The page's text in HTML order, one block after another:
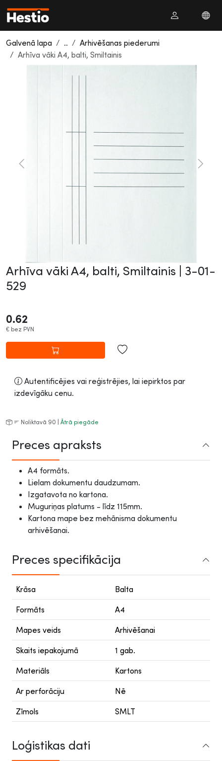
Galvenā lapa ..
Arhivēšanas piederumi
Arhīva vāki A4, balti, Smiltainis
Previous Next
Arhīva vāki A4, balti, Smiltainis | 3-01-
529
0.62
€ bez PVN
Autentificējies vai reģistrējies, lai iepirktos par
izdevīgāku cenu.
Noliktavā 90 | Ātrā piegāde
Preces apraksts
A4 formāts.
Lielam dokumentu daudzumam.
Izgatavota no kartona.
Muguriņas platums - līdz 115mm.
Kartona mape bez mehānisma dokumentu
arhivēšanai.
Preces specifikācija
Krāsa Balta
Formāts A4
Mapes veids Arhivēšanai
Skaits iepakojumā 1 gab.
Materiāls Kartons
Ar perforāciju Nē
Zīmols SMLT
Loģistikas dati